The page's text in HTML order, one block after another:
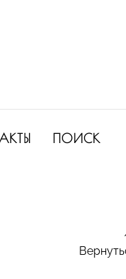
ПОИСК